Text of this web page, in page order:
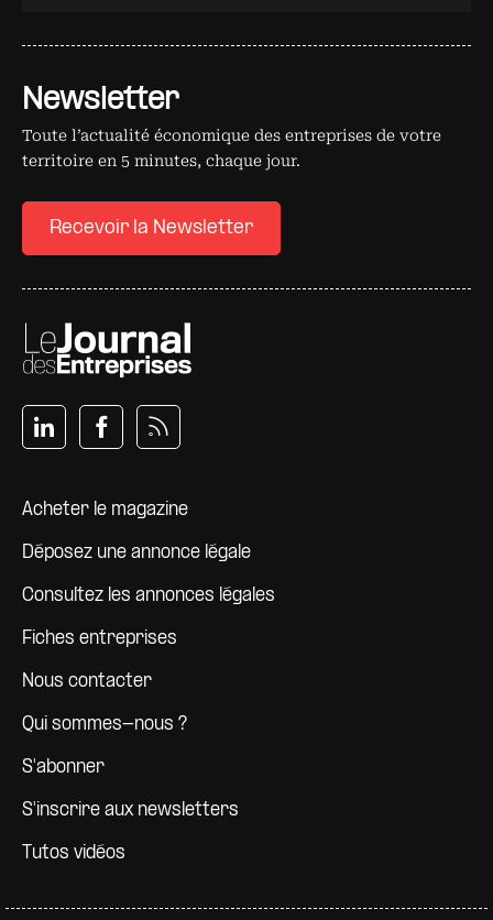
Newsletter
Toute l’actualité économique des entreprises de votre
territoire en 5 minutes, chaque jour.
Recevoir la Newsletter
Pied de page
Acheter le magazine
Déposez une annonce légale
Consultez les annonces légales
Fiches entreprises
Nous contacter
Qui sommes-nous ?
S'abonner
S'inscrire aux newsletters
Tutos vidéos